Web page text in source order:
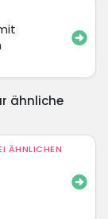
ähnliche
ÄHNLICHEN